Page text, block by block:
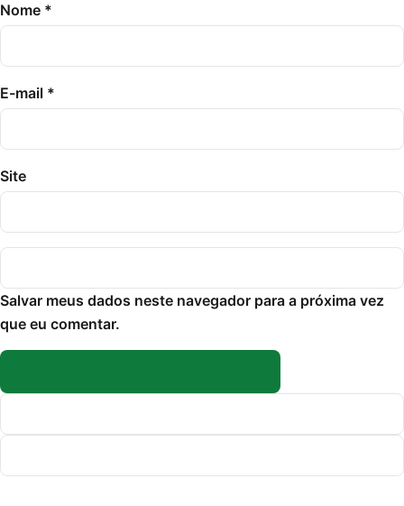
Nome *
E-mail *
Site
Salvar meus dados neste navegador para a próxima vez
que eu comentar.